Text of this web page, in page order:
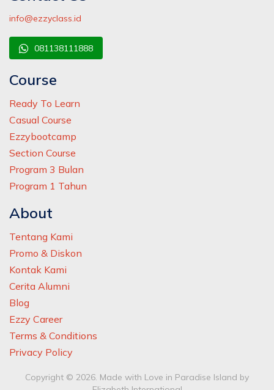
info@ezzyclass.id
081138111888
Course
Ready To Learn
Casual Course
Ezzybootcamp
Section Course
Program 3 Bulan
Program 1 Tahun
About
Tentang Kami
Promo & Diskon
Kontak Kami
Cerita Alumni
Blog
Ezzy Career
Terms & Conditions
Privacy Policy
Copyright © 2026. Made with Love in Paradise Island by